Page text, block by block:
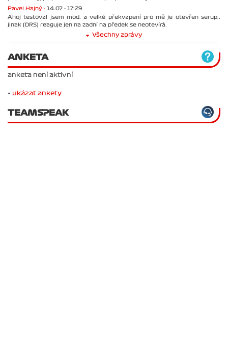
Pavel Hajný - 14.07 - 17:29
Ahoj testoval jsem mod. a velké překvapení pro mě je otevřen serup..
jinak (DRS) reaguje jen na zadní na předek se neotevírá.
Všechny zprávy
ANKETA
anketa není aktivní
• ukázat ankety
TEAMSPEAK